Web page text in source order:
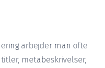
arbejder man ofte
metabeskrivelser,